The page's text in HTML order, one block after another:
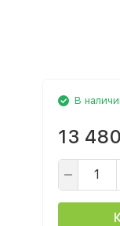
В
13 480